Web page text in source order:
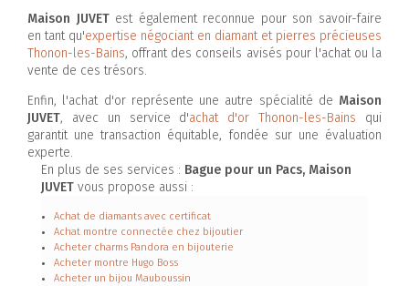
Maison JUVETest également reconnue pour son savoir-faire
en tant qu'expertise négociant en diamant et pierres précieuses
Thonon-les-Bains, offrant des conseils avisés pour l'achat ou la
vente de ces trésors.
Enfin, l'achat d'or représente une autre spécialité de Maison
JUVET, avec un service d'achat d'or Thonon-les-Bains qui
garantit une transaction équitable, fondée sur une évaluation
experte.
En plus de ses services : Bague pour un Pacs, Maison
JUVET vous propose aussi :
Achat de diamants avec certificat
Achat montre connectée chez bijoutier
Acheter charms Pandora en bijouterie
Acheter montre Hugo Boss
Acheter un bijou Mauboussin